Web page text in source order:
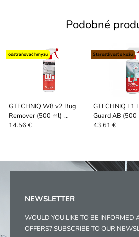
Podobné
GTECHNIQ W8 v2 Bug
Remover (500 ml)-
Odstraňovač hmyzu
odstraňovač hmyzu
14.56 €
GTECHNIQ L1
Guard AB (500
Antimikrobiálna
Starostlivosť o kožu
43.61 €
NEWSLETTER
WOULD YOU LIKE TO BE INFORMED
OFFERS? SUBSCRIBE TO OUR